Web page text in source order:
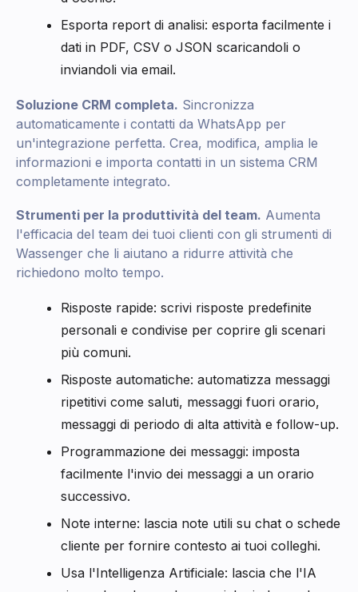
Esporta report di analisi: esporta facilmente i
dati in PDF, CSV o JSON scaricandoli o
inviandoli via email.
Soluzione CRM completa. Sincronizza
automaticamente i contatti da WhatsApp per
un'integrazione perfetta. Crea, modifica, amplia le
informazioni e importa contatti in un sistema CRM
completamente integrato.
Strumenti per la produttività del team. Aumenta
l'efficacia del team dei tuoi clienti con gli strumenti di
Wassenger che li aiutano a ridurre attività che
richiedono molto tempo.
Risposte rapide: scrivi risposte predefinite
personali e condivise per coprire gli scenari
più comuni.
Risposte automatiche: automatizza messaggi
ripetitivi come saluti, messaggi fuori orario,
messaggi di periodo di alta attività e follow-up.
Programmazione dei messaggi: imposta
facilmente l'invio dei messaggi a un orario
successivo.
Note interne: lascia note utili su chat o schede
cliente per fornire contesto ai tuoi colleghi.
Usa l'Intelligenza Artificiale: lascia che l'IA